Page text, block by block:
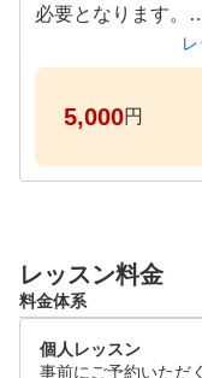
必要となります。
※期日までにお支
ルとなります。
プロコーチによる
超高性能シミュレ
るマンツーマンレ
ゴルフの上達にお
しください！
●体験レッスンス
5,000円
レッスン料金
料金体系
個人レッスン
事前にご予約いただ